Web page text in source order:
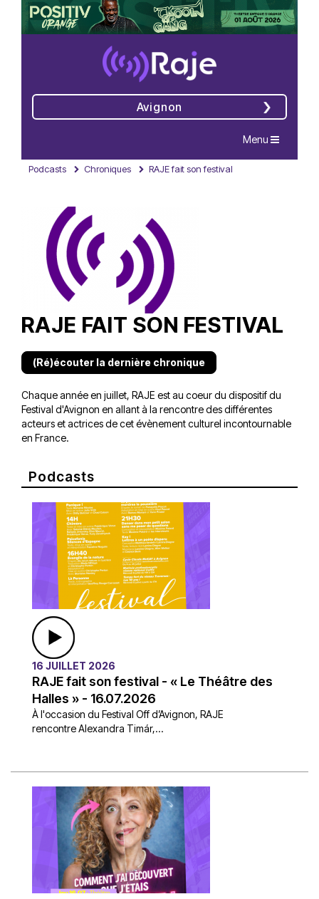
Avignon
Navigation
Menu
Podcasts Chroniques RAJE fait son festival
RAJE FAIT SON FESTIVAL
(Ré)écouter la dernière chronique
Chaque année en juillet, RAJE est au coeur du dispositif du
Festival d'Avignon en allant à la rencontre des différentes
acteurs et actrices de cet évènement culturel incontournable
en France.
Podcasts
16 JUILLET 2026
RAJE fait son festival - « Le Théâtre des
Halles » - 16.07.2026
À l'occasion du Festival Off d’Avignon, RAJE
rencontre Alexandra Timár,...